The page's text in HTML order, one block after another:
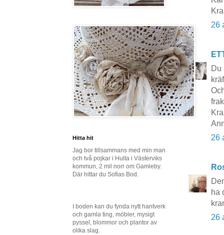
26
Du
26
ha
26
Hitta hit
Jag bor tillsammans med min man
och två pojkar i Hulta i Västerviks
kommun, 2 mil norr om Gamleby.
Där hittar du Sofias Bod.
I boden kan du fynda nytt hantverk
och gamla ting, möbler, mysigt
pyssel, blommor och plantor av
olika slag.